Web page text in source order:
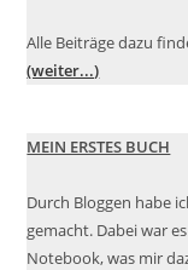
Alle Beiträge dazu
(weiter...)
MEIN ERSTES BUCH
Durch Bloggen habe
gemacht. Dabei war
Notebook, was mir